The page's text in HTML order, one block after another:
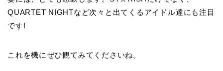
QUARTET NIGHTなど次々と出てくるアイドル達にも注目
です!
これを機にぜひ観てみてくださいね。